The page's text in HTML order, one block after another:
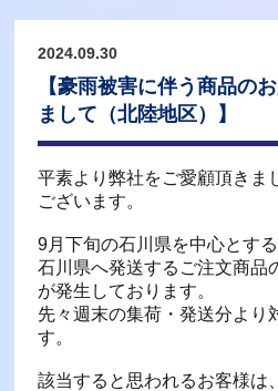
2024.09.30
【豪雨被害に伴う商品の
まして（北陸地区）】
平素より弊社をご愛顧頂きま
ございます。
9月下旬の石川県を中心とす
石川県へ発送するご注文商品
が発生しております。
先々週末の集荷・発送分より
す。
該当すると思われるお客様は